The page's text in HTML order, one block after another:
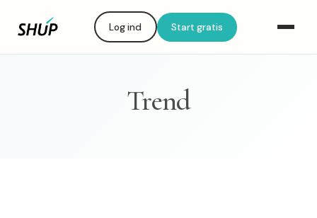
Log ind Start gratis
Trend